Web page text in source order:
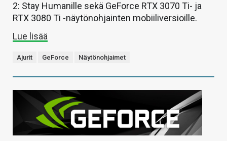
2: Stay Humanille sekä GeForce RTX 3070 Ti- ja
RTX 3080 Ti -näytönohjainten mobiiliversioille.
Lue lisää
Ajurit GeForce Näytönohjaimet